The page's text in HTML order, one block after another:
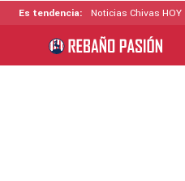
Es tendencia: Noticias Chivas HOY